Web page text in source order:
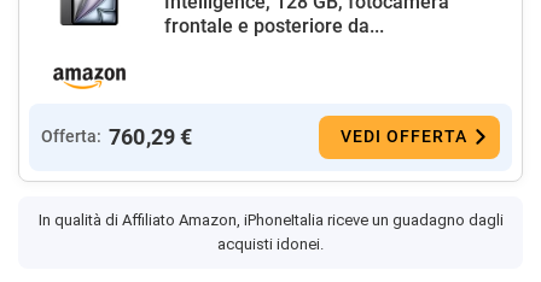
frontale e posteriore da...
Offerta: 760,29 € VEDI OFFERTA
In qualità di Affiliato Amazon, iPhoneItalia riceve un guadagno dagli
acquisti idonei.